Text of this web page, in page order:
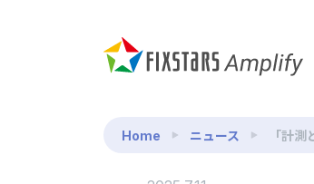
Home ニュース 「計